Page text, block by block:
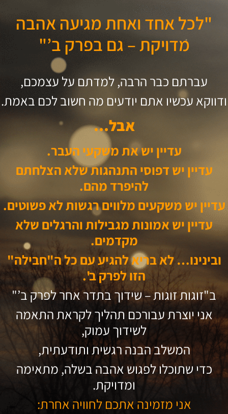
"לכל אחד ואחת מגיעה אהבה
מדויקת – גם בפרק ב’"
עברתם כבר הרבה, למדתם על עצמכם,
ודווקא עכשיו אתם יודעים מה חשוב לכם באמת.
אבל…
עדיין יש את משקעי העבר.
עדיין יש דפוסי התנהגות שלא הצלחתם
להיפרד מהם.
עדיין יש משקעים מלווים רגשות לא פשוטים.
עדיין יש אמונות מגבילות והרגלים שלא
מקדמים.
ובינינו… לא בריא להגיע עם כל ה"חבילה"
הזו לפרק ב'.
ב"זוגות זוגות – שידוך בתדר אחר לפרק ב’"
אני יוצרת עבורכם תהליך לקראת התאמה
לשידוך עמוק,
המשלב הבנה רגשית ותודעתית,
כדי שתוכלו לפגוש אהבה בשלה, מתאימה
ומדויקת.
אני מזמינה אתכם לחוויה אחרת: